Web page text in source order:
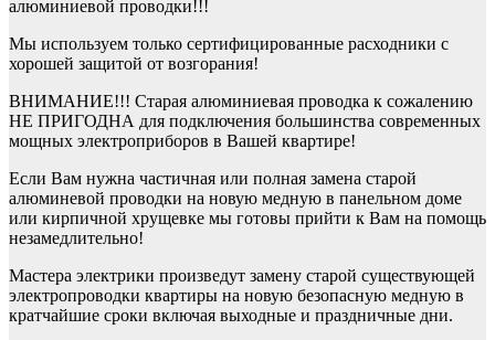
алюминиевой проводки!!!
Мы используем только сертифицированные расходники с
хорошей защитой от возгорания!
ВНИМАНИЕ!!! Старая алюминиевая проводка к сожалению
НЕ ПРИГОДНА для подключения большинства современных
мощных электроприборов в Вашей квартире!
Если Вам нужна частичная или полная замена старой
алюминевой проводки на новую медную в панельном доме
или кирпичной хрущевке мы готовы прийти к Вам на помощь
незамедлительно!
Мастера электрики произведут замену старой существующей
электропроводки квартиры на новую безопасную медную в
кратчайшие сроки включая выходные и праздничные дни.